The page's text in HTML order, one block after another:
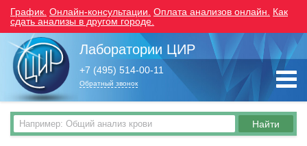
График. Онлайн-консультации. Оплата анализов онлайн.
Как
сдать анализы в другом городе.
Лаборатории ЦИР
+7 (495) 514-00-11
Обратный звонок